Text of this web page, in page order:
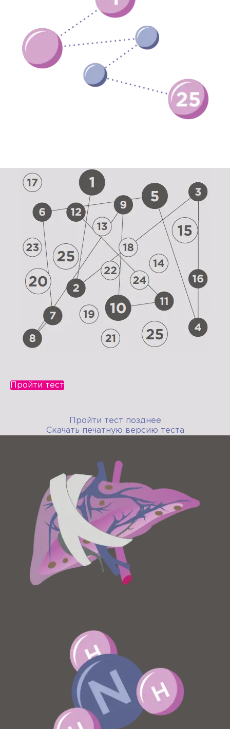
Пройти тест
Пройти тест позднее
Скачать печатную версию теста